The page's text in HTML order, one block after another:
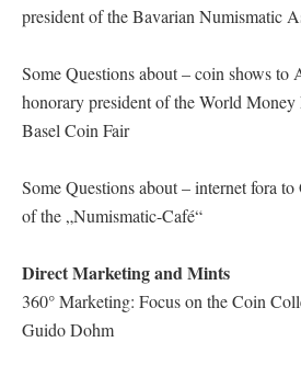
president of the Bavarian Numismatic
Some Questions about – coin shows to
honorary president of the World
Basel Coin Fair
Some Questions about – internet fora
of the „Numismatic-Café“
Direct Marketing and Mints
360° Marketing: Focus on the Coin
Guido Dohm